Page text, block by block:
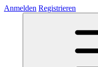
Anmelden Registrieren